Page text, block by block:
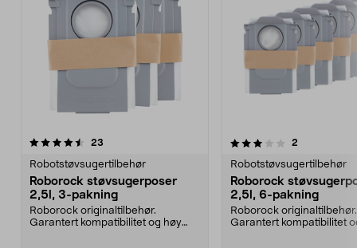
23
Robotstøvsugertilbehør
Roborock støvsugerposer
2,5l, 3-pakning
Roborock originaltilbehør.
Garantert kompatibilitet og høy
3.0av 5 stjerner 2
Robotstøvsugertilbehør
Roborock
2,5l, 6-pakning
Roborock originaltilbehør.
Garantert kompatibilitet
4.5av 5 stjerner